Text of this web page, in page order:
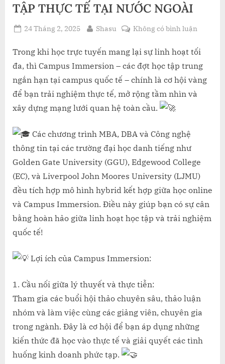
TẬP THỰC TẾ TẠI NƯỚC NGOÀI
Posted
24 Tháng 2, 2025 By
Shasu Không có bình luậnở
ÍCH
CỦA
–
TẾ
TẠI
NƯỚC
NGOÀI
Trong khi học trực tuyến mang lại sự linh hoạt tối
đa, thì Campus Immersion – các đợt học tập trung
ngắn hạn tại campus quốc tế – chính là cơ hội vàng
để bạn trải nghiệm thực tế, mở rộng tầm nhìn và
xây dựng mạng lưới quan hệ toàn cầu.
Các chương trình MBA, DBA và Công nghệ
thông tin tại các trường đại học danh tiếng như
Golden Gate University (GGU), Edgewood College
(EC), và Liverpool John Moores University (LJMU)
đều tích hợp mô hình hybrid kết hợp giữa học online
và Campus Immersion. Điều này giúp bạn có sự cân
bằng hoàn hảo giữa linh hoạt học tập và trải nghiệm
quốc tế!
Lợi ích của Campus Immersion:
1. Cầu nối giữa lý thuyết và thực tiễn:
Tham gia các buổi hội thảo chuyên sâu, thảo luận
nhóm và làm việc cùng các giảng viên, chuyên gia
trong ngành. Đây là cơ hội để bạn áp dụng những
kiến thức đã học vào thực tế và giải quyết các tình
huống kinh doanh phức tạp.